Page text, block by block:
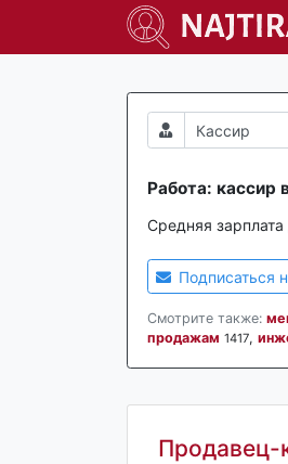
Работа: кассир
Средняя
Подписаться
Смотрите также:
продажам 1417,
Продавец-